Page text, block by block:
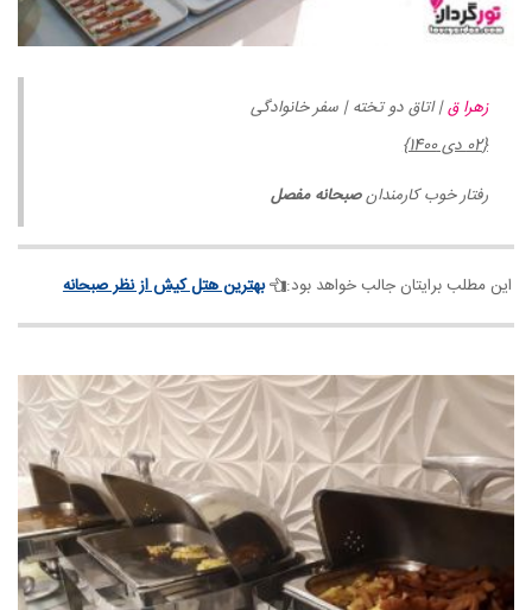
زهرا ق| اتاق دو تخته | سفر خانوادگی
{02 دی 1400}
رفتار خوب کارمندانصبحانه مفصل
این مطلب برایتان جالب خواهد بود: بهترین هتل کیش از نظر صبحانه